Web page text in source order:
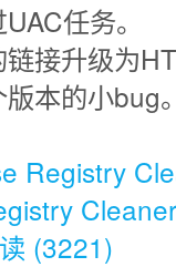
任务。
接升级为
本的小bug。
Registry
Cleaner
(3221)